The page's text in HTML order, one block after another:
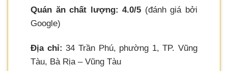
Quán ăn chất lượng: 4.0/5 (đánh giá bởi
Google)
Địa chỉ: 34 Trần Phú, phường 1, TP. Vũng
Tàu, Bà Rịa – Vũng Tàu